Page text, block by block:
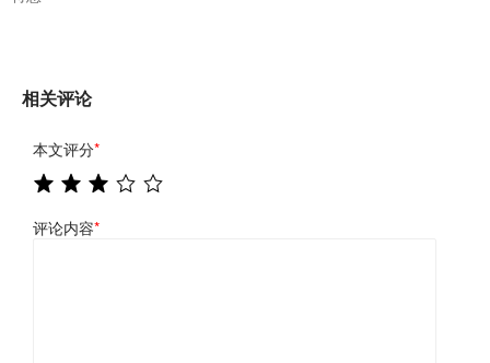
相关评论
本文评分*
评论内容*